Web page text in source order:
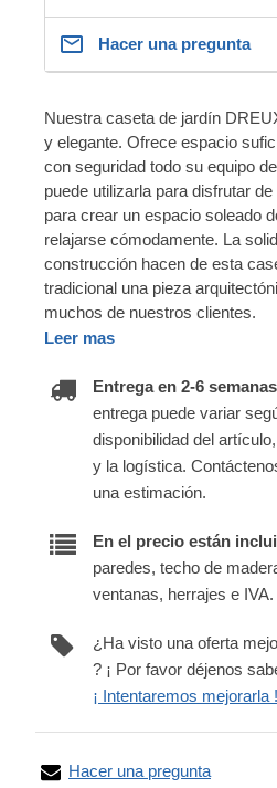
Hacer una pregunta
Nuestra caseta de jardín
y elegante. Ofrece espacio
con seguridad todo su equipo
puede utilizarla para disfrutar
para crear un espacio soleado
relajarse cómodamente. La
construcción hacen de esta
tradicional una pieza
muchos de nuestros clientes.
Leer mas
Entrega en 2-6
entrega puede variar
disponibilidad del
y la logística.
una estimación.
En el precio están
paredes, techo de
ventanas, herrajes e IVA.
¿Ha visto una oferta
? ¡ Por favor déjenos
¡ Intentaremos mejorarla !
Hacer una pregunta